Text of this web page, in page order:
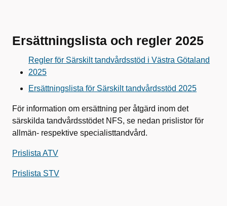
Ersättningslista och regler 2025
Regler för Särskilt tandvårdsstöd i Västra Götaland
2025
Ersättningslista för Särskilt tandvårdsstöd 2025
För information om ersättning per åtgärd inom det
särskilda tandvårdsstödet NFS, se nedan prislistor för
allmän- respektive specialisttandvård.
Prislista ATV
Prislista STV